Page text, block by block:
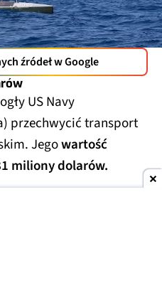
źródeł w Google
US Navy
przechwycić transport
Jegowartość
miliony dolarów.